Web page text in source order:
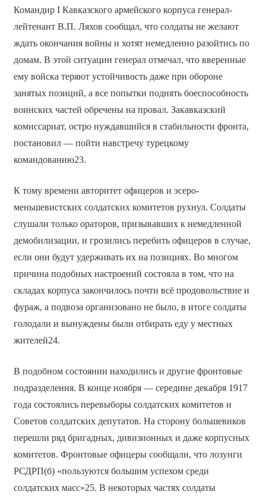
Командир I Кавказского армейского корпуса генерал-
лейтенант В.П. Ляхов сообщал, что солдаты не желают
ждать окончания войны и хотят немедленно разойтись по
домам. В этой ситуации генерал отмечал, что вверенные
ему войска теряют устойчивость даже при обороне
занятых позиций, а все попытки поднять боеспособность
воинских частей обречены на провал. Закавказский
комиссариат, остро нуждавшийся в стабильности фронта,
постановил — пойти навстречу турецкому
командованию23.
К тому времени авторитет офицеров и эсеро-
меньшевистских солдатских комитетов рухнул. Солдаты
слушали только ораторов, призывавших к немедленной
демобилизации, и грозились перебить офицеров в случае,
если они будут удерживать их на позициях. Во многом
причина подобных настроений состояла в том, что на
складах корпуса закончилось почти всё продовольствие и
фураж, а подвоза организовано не было, в итоге солдаты
голодали и вынуждены были отбирать еду у местных
жителей24.
В подобном состоянии находились и другие фронтовые
подразделения. В конце ноября — середине декабря 1917
года состоялись перевыборы солдатских комитетов и
Советов солдатских депутатов. На сторону большевиков
перешли ряд бригадных, дивизионных и даже корпусных
комитетов. Фронтовые офицеры сообщали, что лозунги
РСДРП(б) «пользуются большим успехом среди
солдатских масс»25. В некоторых частях солдаты